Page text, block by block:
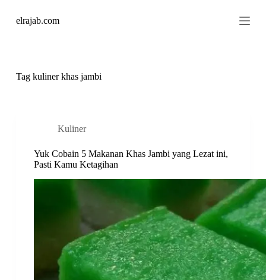
kelrajab.com
Tagkuliner khas jambi
Kuliner
Yuk Cobain 5 Makanan Khas Jambi yang Lezat ini,
Pasti Kamu Ketagihan